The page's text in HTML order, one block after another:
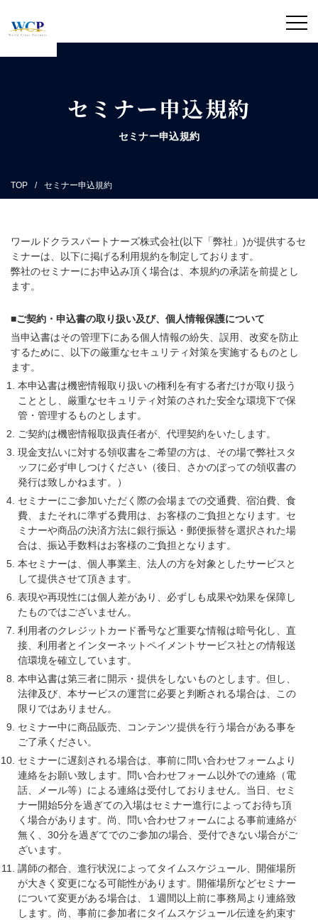
セミナー申込規約
セミナー申込規約
TOP セミナー申込規約
ワールドクラスパートナーズ株式会社(以下「弊社」)が提供するセ
ミナーは、以下に掲げる利用規約を制定しております。
弊社のセミナーにお申込み頂く場合は、本規約の承諾を前提とし
ます。
■ご契約・申込書の取り扱い及び、個人情報保護について
当申込書はその管理下にある個人情報の紛失、誤用、改変を防止
するために、以下の厳重なセキュリティ対策を実施するものとし
ます。
本申込書は機密情報取り扱いの権利を有する者だけが取り扱う
こととし、厳重なセキュリティ対策のされた安全な環境下で保
管・管理するものとします。
ご契約は機密情報取扱責任者が、代理契約をいたします。
現金支払いに対する領収書をご希望の方は、その場で弊社スタ
ッフに必ず申しつけください（後日、さかのぼっての領収書の
発行は致しかねます。）
セミナーにご参加いただく際の会場までの交通費、宿泊費、食
費、またそれに準ずる費用は、お客様のご負担となります。セ
ミナーや商品の決済方法に銀行振込・郵便振替を選択された場
合は、振込手数料はお客様のご負担となります。
本セミナーは、個人事業主、法人の方を対象としたサービスと
して提供させて頂きます。
表現や再現性には個人差があり、必ずしも成果や効果を保障し
たものではございません。
利用者のクレジットカード番号など重要な情報は暗号化し、直
接、利用者とインターネットペイメントサービス社との情報送
信環境を確立しています。
本申込書は第三者に開示・提供をしないものとします。但し、
法律及び、本サービスの運営に必要と判断される場合は、この
限りではありません。
セミナー中に商品販売、コンテンツ提供を行う場合がある事を
ご了承ください。
セミナーに遅刻される場合は、事前に問い合わせフォームより
連絡をお願い致します。問い合わせフォーム以外での連絡（電
話、メール等）による連絡は受付しておりません。当日、セミ
ナー開始5分を過ぎての入場はセミナー進行によってお待ち頂
く場合があります。尚、問い合わせフォームによる事前連絡が
無く、30分を過ぎてでのご参加の場合、受付できない場合がご
ざいます。
講師の都合、進行状況によってタイムスケジュール、開催場所
が大きく変更になる可能性があります。開催場所などセミナー
について変更がある場合は、１週間以上前に事務局より連絡致
します。尚、事前に参加者にタイムスケジュール伝達を約束す